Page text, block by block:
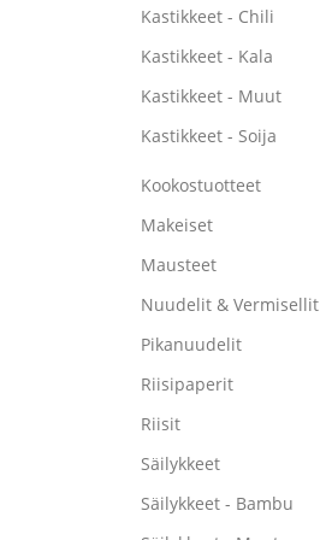
Kastikkeet - Chili
Kastikkeet - Kala
Kastikkeet - Muut
Kastikkeet - Soija
Kookostuotteet
Makeiset
Mausteet
Nuudelit & Vermisellit
Pikanuudelit
Riisipaperit
Riisit
Säilykkeet
Säilykkeet - Bambu